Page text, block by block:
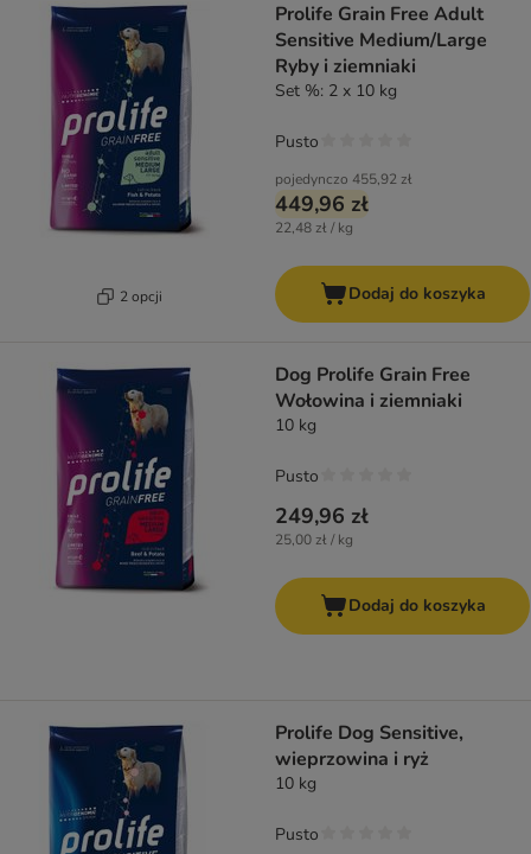
2 opcji
Prolife Grain Free Adult
Sensitive Medium/Large
Ryby i ziemniaki
Set %: 2 x 10 kg
pojedynczo 455,92 zł
449,96 zł
22,48 zł / kg
Pusto
Dodaj do koszyka
Dog Prolife Grain Free
Wołowina i ziemniaki
10 kg
249,96 zł
25,00 zł / kg
Pusto
Dodaj do koszyka
Prolife Dog Sensitive,
wieprzowina i ryż
10 kg
Pusto